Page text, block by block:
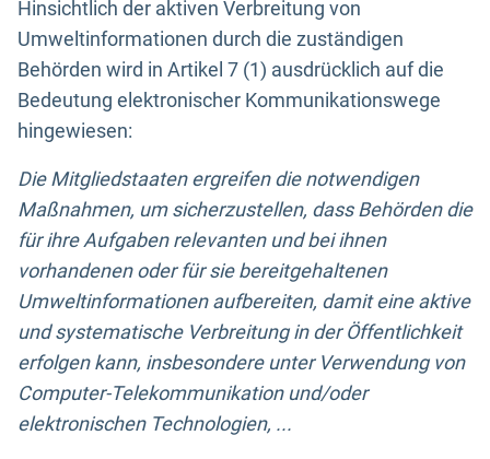
Hinsichtlich der aktiven Verbreitung von
Umweltinformationen durch die zuständigen
Behörden wird in Artikel 7 (1) ausdrücklich auf die
Bedeutung elektronischer Kommunikationswege
hingewiesen:
Die Mitgliedstaaten ergreifen die notwendigen
Maßnahmen, um sicherzustellen, dass Behörden die
für ihre Aufgaben relevanten und bei ihnen
vorhandenen oder für sie bereitgehaltenen
Umweltinformationen aufbereiten, damit eine aktive
und systematische Verbreitung in der Öffentlichkeit
erfolgen kann, insbesondere unter Verwendung von
Computer-Telekommunikation und/oder
elektronischen Technologien, ...